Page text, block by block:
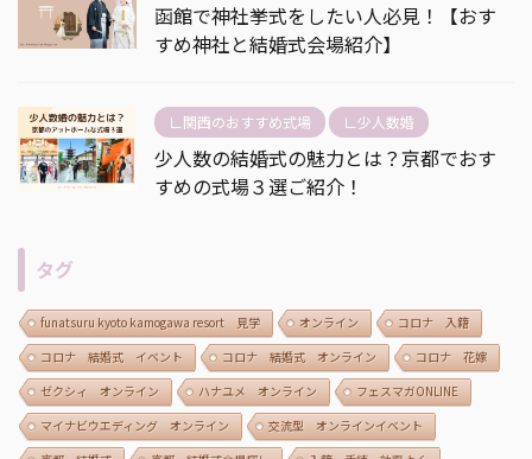
函館で神社挙式をしたい人必見！【おす
すめ神社と結婚式会場紹介】
∟関西のおすすめ式場 ∟少人数婚
少人数の結婚式の魅力とは？京都でおす
すめの式場３選ご紹介！
タグ
funatsuru kyoto kamogawa resort 見学 オンライン
コロナ 入籍
コロナ 結婚式 イベント
コロナ 結婚式 オンライン
コロナ 花嫁
ゼクシィ オンライン
ハナユメ オンライン
フェスマガONLINE
マイナビウエディング オンライン
交流型 オンラインイベント